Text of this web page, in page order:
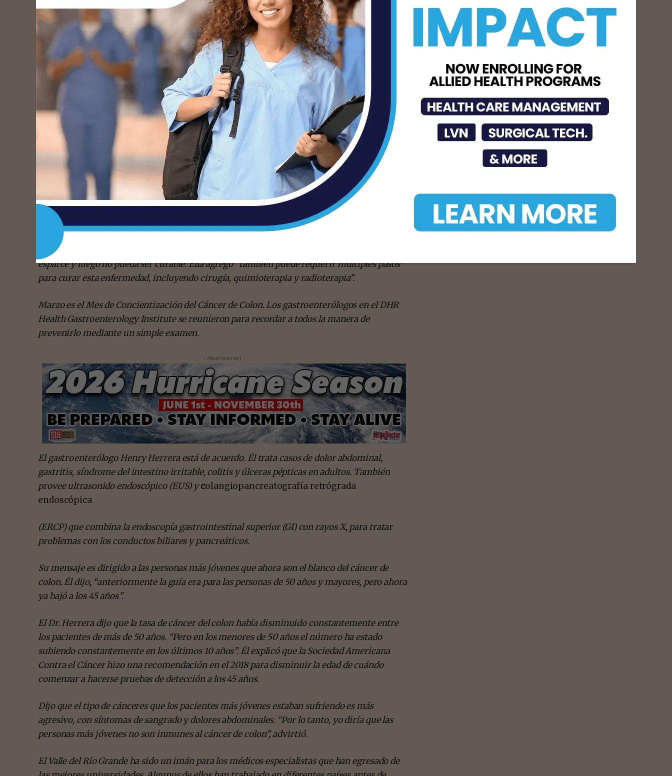
- Advertisement -
Es inusual tener acceso a múltiples especialistas médicos ansiosos de responder a nuestras
preguntas. Preguntamos: ¿Qué es el cáncer de colon?, ¿Cuáles son los síntomas por tomarse
en cuenta?, ¿Cuándo tengo que preocuparme?, ¿Cuándo debo llamar a mi médico? El consejo
más importante transmitido por estos expertos es que el público en general debe hacerse
exámenes para prevenir el cáncer de colon.
La Dra. Ingrid Chacón fue la primera en expresar la importancia de la prevención. Ella es una
gastroenteróloga y ha practicado su especialidad por los últimos 13 años. “El cáncer de colon
es altamente prevenible antes de que los síntomas aparezcan”.
La Dra. Chacón subrayó la importancia del examen debido a que el cáncer de colon se
esparce y luego no pueda ser curable. Ella agregó “también puede requerir múltiples pasos
para curar esta enfermedad, incluyendo cirugía, quimioterapia y radioterapia”.
Marzo es el Mes de Concientización del Cáncer de Colon. Los gastroenterólogos en el DHR
Health Gastroenterology Institute se reunieron para recordar a todos la manera de
prevenirlo mediante un simple examen.
- Advertisement -
El gastroenterólogo Henry Herrera está de acuerdo. Él trata casos de dolor abdominal,
gastritis, síndrome del intestino irritable, colitis y úlceras pépticas en adultos. También
provee ultrasonido endoscópico (EUS) ycolangiopancreatografía retrógrada
endoscópica
(ERCP) que combina la endoscopía gastrointestinal superior (GI) con rayos X, para tratar
problemas con los conductos biliares y pancreáticos.
Su mensaje es dirigido a las personas más jóvenes que ahora son el blanco del cáncer de
colon. Él dijo, “anteriormente la guía era para las personas de 50 años y mayores, pero ahora
ya bajó a los 45 años”.
El Dr. Herrera dijo que la tasa de cáncer del colon había disminuido constantemente entre
los pacientes de más de 50 años. “Pero en los menores de 50 años el número ha estado
subiendo constantemente en los últimos 10 años”.Él explicó que la Sociedad Americana
Contra el Cáncer hizo una recomendación en el 2018 para disminuir la edad de cuándo
comenzar a hacerse pruebas de detección a los 45 años.
Dijo que el tipo de cánceres que los pacientes más jóvenes estaban sufriendo es más
agresivo, con síntomas de sangrado y dolores abdominales. “Por lo tanto, yo diría que las
personas más jóvenes no son inmunes al cáncer de colon”, advirtió.
El Valle del Río Grande ha sido un imán para los médicos especialistas que han egresado de